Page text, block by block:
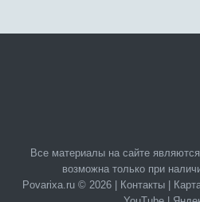
Все материалы на сайте
возможна только при
Povarixa.ru © 2026 |
Контакты|